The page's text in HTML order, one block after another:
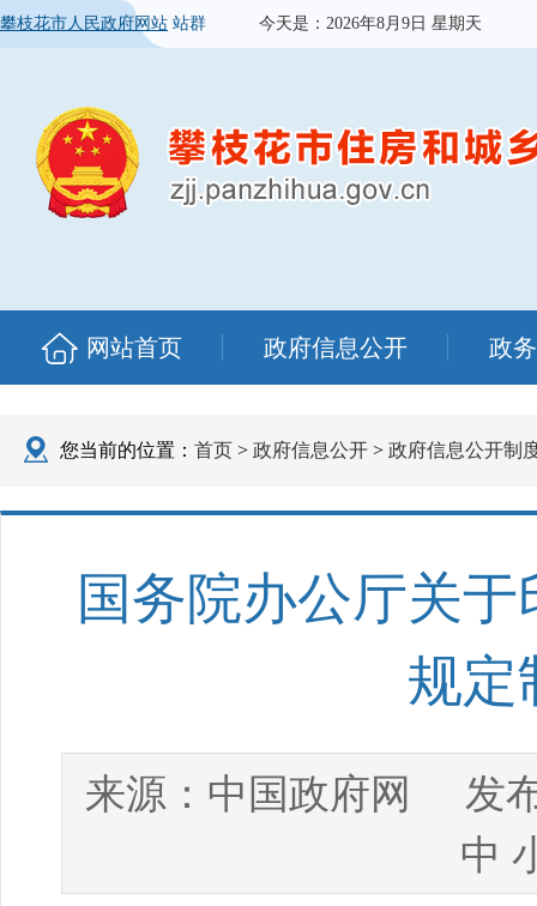
攀枝花市人民政府网站 站群 今天是： 2026年8月9日 星期天
网站首页 政府信息公开 政
您当前的位置： 首页 > 政府信息公开 > 政府信息公开制
国务院办公厅关
规定
来源： 中国政府网
发
中